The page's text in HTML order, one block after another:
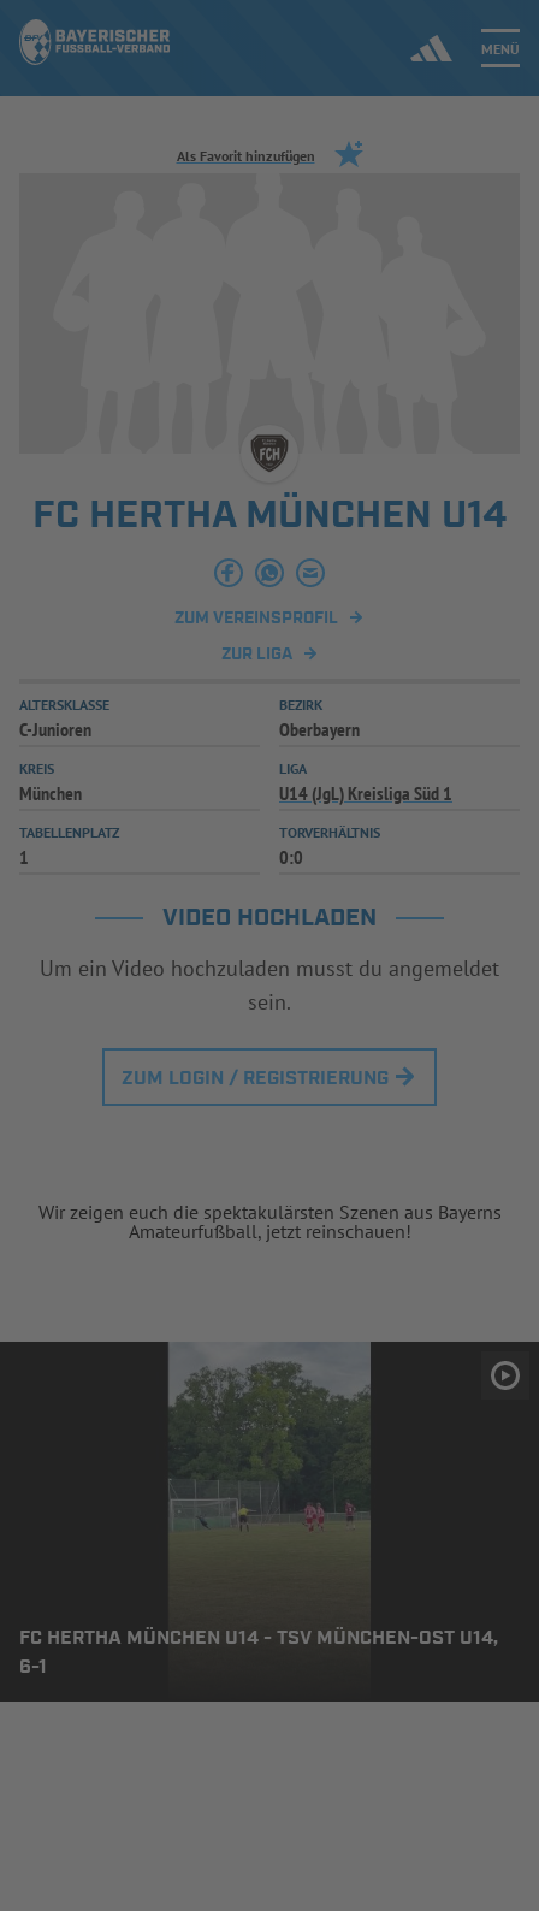
MENÜ
Jetzt einloggen
INFOTHEK SPIELPLUS
Als Favorit hinzufügen
FC HERTHA MÜNCHEN U14
ZUM VEREINSPROFIL
ZUR LIGA
ALTERSKLASSE
C-Junioren
BEZIRK
Oberbayern
KREIS
München
LIGA
U14 (JgL) Kreisliga Süd 1
TABELLENPLATZ
1
TORVERHÄLTNIS
0:0
VIDEO HOCHLADEN
Um ein Video hochzuladen musst du angemeldet
sein.
ZUM LOGIN / REGISTRIERUNG
Wir zeigen euch die spektakulärsten Szenen aus Bayerns
Amateurfußball, jetzt reinschauen!
FC HERTHA MÜNCHEN U14 - TSV MÜNCHEN-OST U14,
6-1